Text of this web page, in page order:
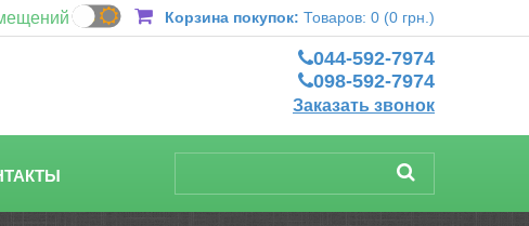
Корзина покупок: Товаров: 0 (0 грн.)
044-592-7974
098-592-7974
Заказать звонок